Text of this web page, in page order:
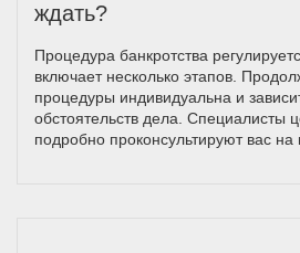
ждать?
Процедура банкротства
включает несколько этапов.
процедуры индивидуальна и
обстоятельств дела. Специалисты
подробно проконсультируют вас на